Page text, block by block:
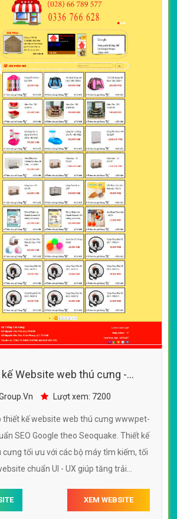
kế Website web thú cưng -
Lượt xem: 7200
thiết kế website web thú cưng wwwpet-
SEO Google theo Seoquake. Thiết kế
tối ưu với các bộ máy tìm kiếm, tối
chuẩn UI - UX giúp tăng trải
lướt website web thú cưng wwwpet-
XEM WEBSITE